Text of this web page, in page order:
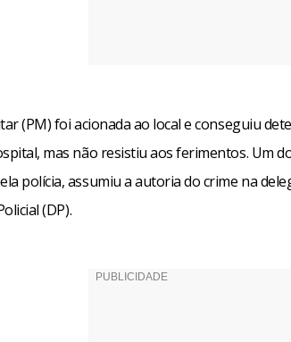
(PM) foi acionada ao local e conseguiu
mas não resistiu aos ferimentos. Um
polícia, assumiu a autoria do crime na
(DP).